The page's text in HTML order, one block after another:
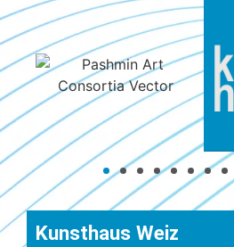
Kunsthaus Weiz